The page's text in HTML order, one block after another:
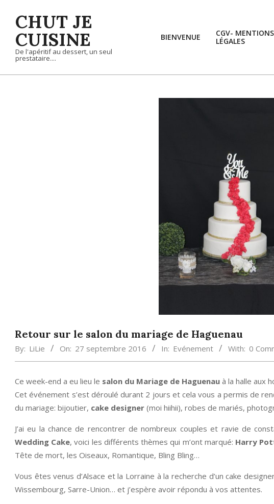
contentCHUT JE
CUISINE
De l'apéritif au dessert, un seul
prestataire....
BIENVENUE
CGV- MENTIONS
LÉGALES
Retour sur le salon du mariage de Haguenau
By: LiLie On: 27 septembre 2016 In: Evénement With: 0
Ce week-end a eu lieu le salon du Mariage de Haguenau à la halle aux
Cet événement s’est déroulé durant 2 jours et cela vous a permis de
du mariage: bijoutier, cake designer (moi hiihii), robes de mariés,
J’ai eu la chance de rencontrer de nombreux couples et ravie de
Wedding Cake, voici les différents thèmes qui m’ont marqué: Harry
Tête de mort, les Oiseaux, Romantique, Bling Bling…
Vous êtes venus d’Alsace et la Lorraine à la recherche d’un cake
Wissembourg, Sarre-Union… et j’espère avoir répondu à vos attentes.